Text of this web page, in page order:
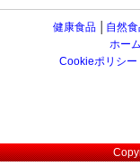
健康食品 自然
ホーム
Cookieポリシー